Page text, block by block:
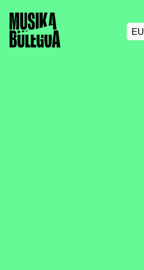
EU